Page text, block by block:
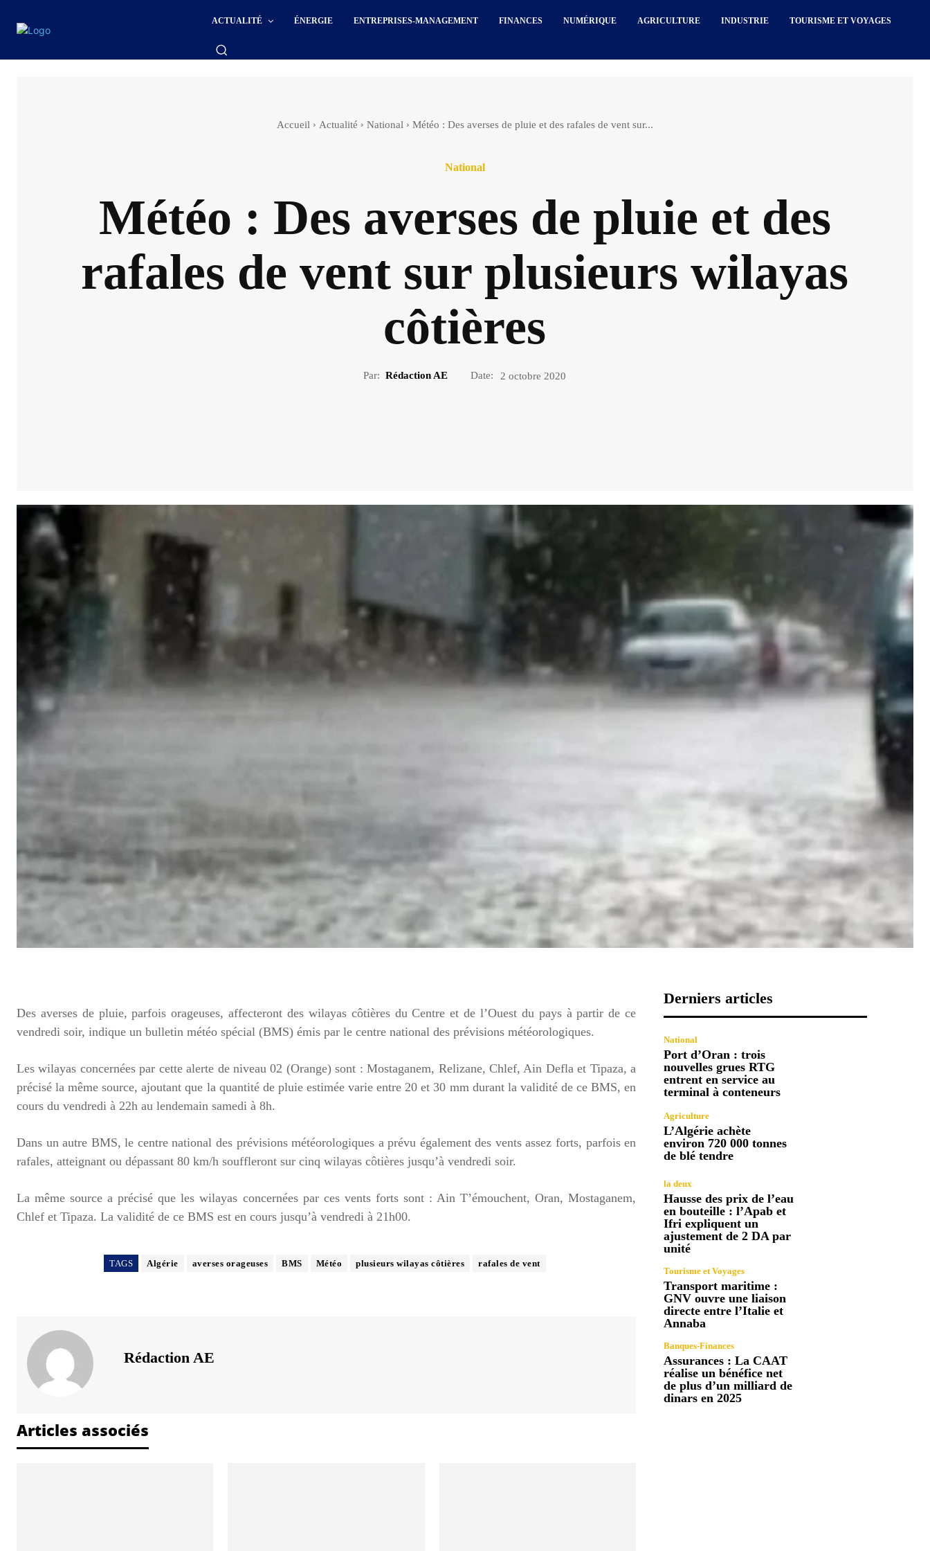
ACTUALITÉ ÉNERGIE ENTREPRISES-MANAGEMENT FINANCES NUMÉRIQUE AGRICULTURE INDUSTRIE TOURISME ET VOYAGES
Accueil Actualité National Météo : Des averses de pluie et des rafales de vent sur...
National
Météo : Des averses de pluie et des
rafales de vent sur plusieurs wilayas
côtières
Par: Rédaction AE Date: 2 octobre 2020
Des averses de pluie, parfois orageuses, affecteront des wilayas côtières du Centre et de l’Ouest du pays à partir de ce
vendredi soir, indique un bulletin météo spécial (BMS) émis par le centre national des prévisions météorologiques.
Les wilayas concernées par cette alerte de niveau 02 (Orange) sont : Mostaganem, Relizane, Chlef, Ain Defla et Tipaza, a
précisé la même source, ajoutant que la quantité de pluie estimée varie entre 20 et 30 mm durant la validité de ce BMS, en
cours du vendredi à 22h au lendemain samedi à 8h.
Dans un autre BMS, le centre national des prévisions météorologiques a prévu également des vents assez forts, parfois en
rafales, atteignant ou dépassant 80 km/h souffleront sur cinq wilayas côtières jusqu’à vendredi soir.
La même source a précisé que les wilayas concernées par ces vents forts sont : Ain T’émouchent, Oran, Mostaganem,
Chlef et Tipaza. La validité de ce BMS est en cours jusqu’à vendredi à 21h00.
TAGS Algérie averses orageuses BMS Météo plusieurs wilayas côtières rafales de vent
Rédaction AE
Articles associés
Derniers articles
National
Port d’Oran : trois
nouvelles grues RTG
entrent en service au
terminal à conteneurs
Agriculture
L’Algérie achète
environ 720 000 tonnes
de blé tendre
la deux
Hausse des prix de l’eau
en bouteille : l’Apab et
Ifri expliquent un
ajustement de 2 DA par
unité
Tourisme et Voyages
Transport maritime :
GNV ouvre une liaison
directe entre l’Italie et
Annaba
Banques-Finances
Assurances : La CAAT
réalise un bénéfice net
de plus d’un milliard de
dinars en 2025